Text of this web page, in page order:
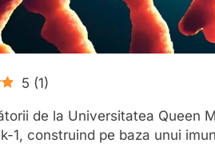
5 (1)
de la Universitatea Queen
1, construind pe baza unui